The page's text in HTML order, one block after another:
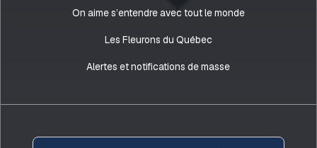
On aime s’entendre avec tout le monde
Les Fleurons du Québec
Alertes et notifications de masse